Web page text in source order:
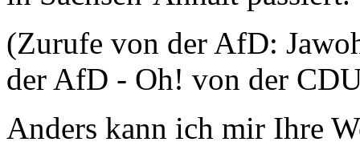
(Zurufe von der AfD:
der AfD - Oh! von der
Anders kann ich mir Ihre